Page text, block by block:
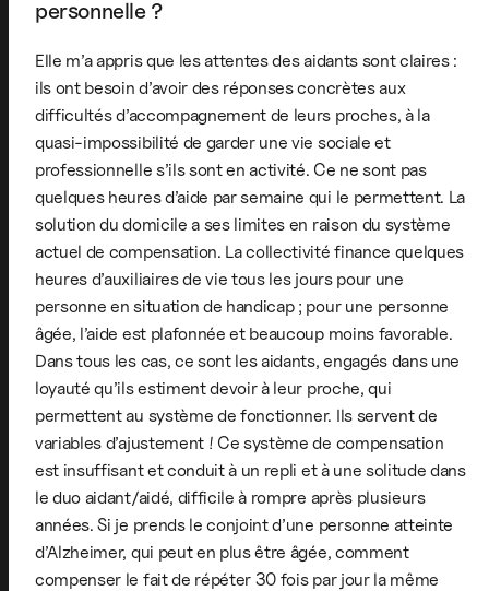
personnelle ?
Elle m’a appris que les attentes des aidants sont claires :
ils ont besoin d’avoir des réponses concrètes aux
difficultés d’accompagnement de leurs proches, à la
quasi-impossibilité de garder une vie sociale et
professionnelle s’ils sont en activité. Ce ne sont pas
quelques heures d’aide par semaine qui le permettent. La
solution du domicile a ses limites en raison du système
actuel de compensation. La collectivité finance quelques
heures d’auxiliaires de vie tous les jours pour une
personne en situation de handicap ; pour une personne
âgée, l’aide est plafonnée et beaucoup moins favorable.
Dans tous les cas, ce sont les aidants, engagés dans une
loyauté qu’ils estiment devoir à leur proche, qui
permettent au système de fonctionner. Ils servent de
variables d’ajustement ! Ce système de compensation
est insuffisant et conduit à un repli et à une solitude dans
le duo aidant/aidé, difficile à rompre après plusieurs
années. Si je prends le conjoint d’une personne atteinte
d’Alzheimer, qui peut en plus être âgée, comment
compenser le fait de répéter 30 fois par jour la même